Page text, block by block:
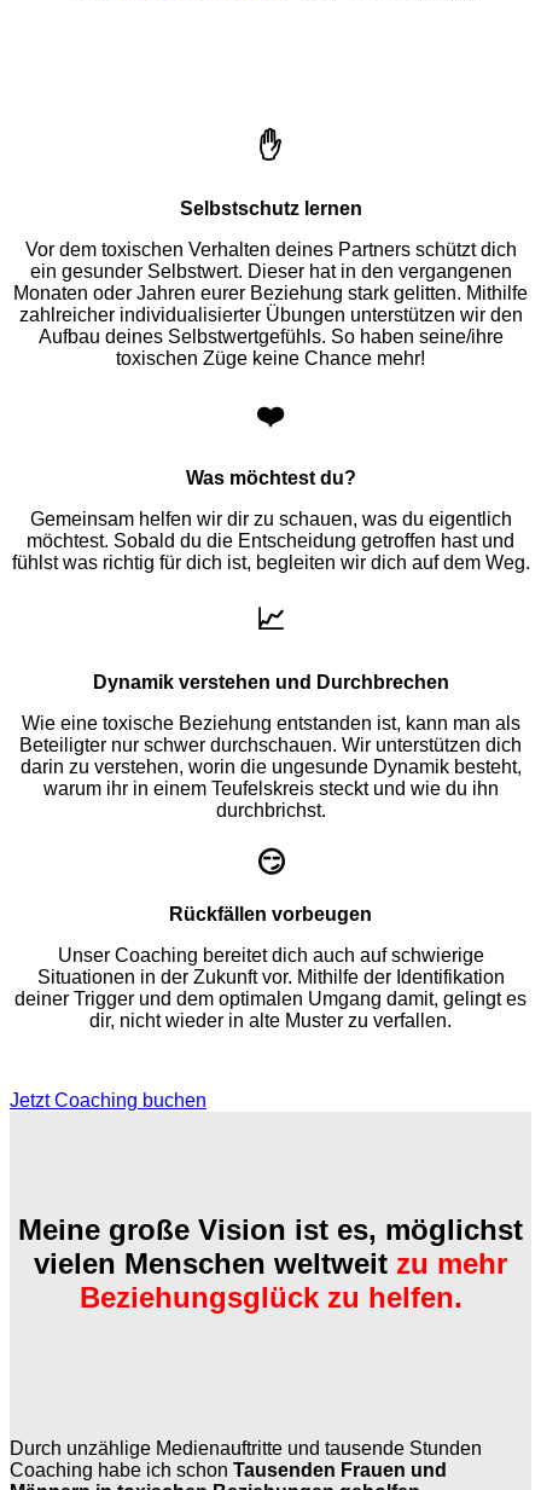
✋
Selbstschutz lernen
Vor dem toxischen Verhalten deines Partners schützt dich
ein gesunder Selbstwert. Dieser hat in den vergangenen
Monaten oder Jahren eurer Beziehung stark gelitten. Mithilfe
zahlreicher individualisierter Übungen unterstützen wir den
Aufbau deines Selbstwertgefühls. So haben seine/ihre
toxischen Züge keine Chance mehr!
❤️
Was möchtest du?
Gemeinsam helfen wir dir zu schauen, was du eigentlich
möchtest. Sobald du die Entscheidung getroffen hast und
fühlst was richtig für dich ist, begleiten wir dich auf dem Weg.
📈
Dynamik verstehen und Durchbrechen
Wie eine toxische Beziehung entstanden ist, kann man als
Beteiligter nur schwer durchschauen. Wir unterstützen dich
darin zu verstehen, worin die ungesunde Dynamik besteht,
warum ihr in einem Teufelskreis steckt und wie du ihn
durchbrichst.
😏
Rückfällen vorbeugen
Unser Coaching bereitet dich auch auf schwierige
Situationen in der Zukunft vor. Mithilfe der Identifikation
deiner Trigger und dem optimalen Umgang damit, gelingt es
dir, nicht wieder in alte Muster zu verfallen.
Jetzt Coaching buchen
Meine große Vision ist es, möglichst
vielen Menschen weltweit zu mehr
Beziehungsglück zu helfen.
Durch unzählige Medienauftritte und tausende Stunden
Coaching habe ich schon Tausenden Frauen und